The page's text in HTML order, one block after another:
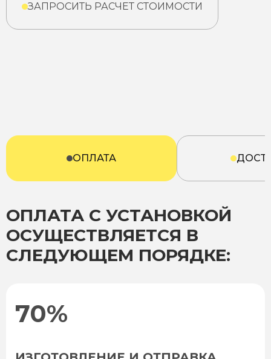
ЗАПРОСИТЬ РАСЧЕТ СТОИМОСТИ
ОПЛАТА
ОПЛАТА С УСТАНОВКОЙ
ОСУЩЕСТВЛЯЕТСЯ В
СЛЕДУЮЩЕМ ПОРЯДКЕ:
70%